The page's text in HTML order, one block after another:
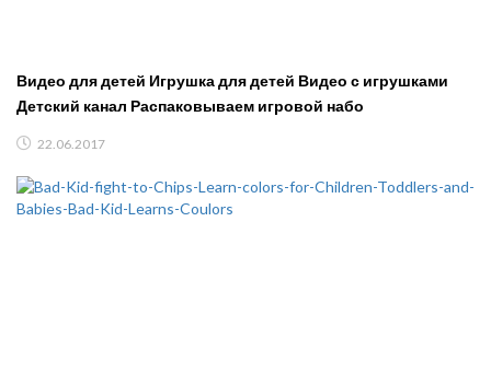
Видео для детей Игрушка для детей Видео с игрушками
Детский канал Распаковываем игровой набо
22.06.2017